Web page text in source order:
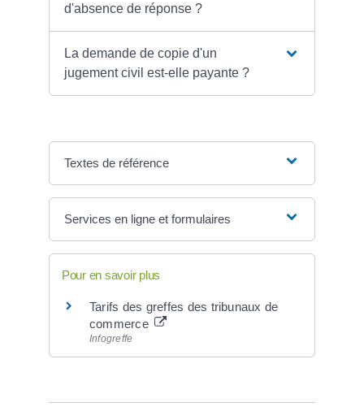
d'absence de réponse ?
La demande de copie d'un
jugement civil est-elle payante ?
Textes de référence
Services en ligne et formulaires
Pour en savoir plus
Tarifs des greffes des tribunaux de
commerce
Infogreffe